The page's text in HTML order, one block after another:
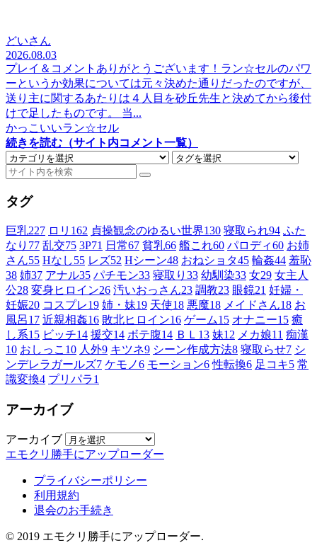
どいさん
2026.08.03
プレイ＆コメントありがとうございます！ラン☆セルのパワ
ーというか効果については元々決めた通りだったのですが、
送り主に関するあたりは４人目を砂丘先生と決めてから後付
けで足したものです。 当...
かっこいいラン☆セル
続きを読む（サイト内コメント一覧）
タグ
巨乳227 ロリ 162 貞操観念のゆるい世界130 寝取られ94 ふた
なり 77 乱交75 3P71 日常67 貧乳66 艦これ60 パロディ60 お姉
さん55 Hなし55 レズ52 Hシーン48 おねショタ45 輪姦44 羞恥
38 姉37 アナル35 パチモン33 寝取り 33 幼馴染33 女29 女主人
公28 変身ヒロイン26 汚いおっさん23 調教23 眼鏡21 妊婦・
妊娠20 コスプレ19 姉・妹19 天使18 悪魔18 メイドさん18 お
風呂17 近親相姦16 敗北ヒロイン16 ゲーム15 オナニー15 癒
し系15 ビッチ14 援交14 ボテ腹14 ＢＬ 13 妹12 メカ娘11 痴漢
10 おしっこ 10 人外9 キツネ9 シーン作成方法8 寝取らせ7 シ
ンデレラガールズ7 ケモノ6 モーション6 性転換6 足コキ5 常
識変換4 プリパラ1
アーカイブ
アーカイブ
エモクリ勝手にアップローダー
プライバシーポリシー
利用規約
退会のお手続き
© 2019 エモクリ勝手にアップローダー.